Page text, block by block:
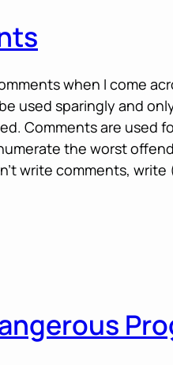
when I come
used sparingly and
Comments are used
the worst
write comments,